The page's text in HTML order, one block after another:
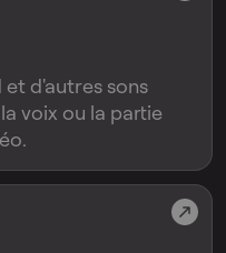
d'autres sons
voix ou la partie